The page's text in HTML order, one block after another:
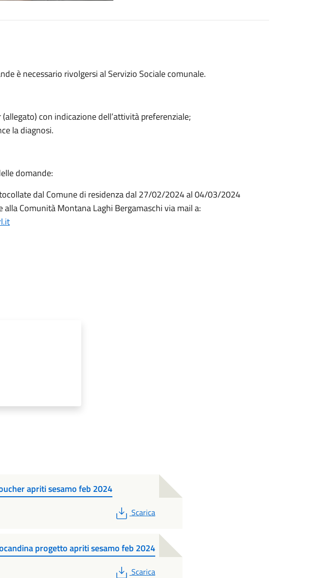
è necessario rivolgersi al Servizio Sociale comunale.
con indicazione dell’attività preferenziale;
la diagnosi.
domande:
dal Comune di residenza dal 27/02/2024 al 04/03/2024
Comunità Montana Laghi Bergamaschi via mail a:
apriti sesamo feb 2024
PDF
Scarica
progetto apriti sesamo feb 2024
PDF
Scarica